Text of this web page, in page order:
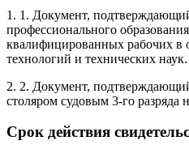
1. 1. Документ,
профессионального
квалифицированных рабочих в
технологий и технических наук.
2. 2. Документ,
столяром судовым 3-го разряда
Срок действия